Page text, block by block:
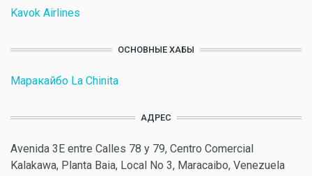
Kavok Airlines
ОСНОВНЫЕ ХАБЫ
Маракайбо La Chinita
АДРЕС
Avenida 3E entre Calles 78 y 79, Centro Comercial
Kalakawa, Planta Baia, Local No 3, Maracaibo, Venezuela